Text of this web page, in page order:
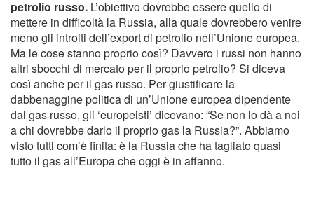
petrolio russo. L’obiettivo dovrebbe essere quello di
mettere in difficoltà la Russia, alla quale dovrebbero venire
meno gli introiti dell’export di petrolio nell’Unione europea.
Ma le cose stanno proprio così? Davvero i russi non hanno
altri sbocchi di mercato per il proprio petrolio? Si diceva
così anche per il gas russo. Per giustificare la
dabbenaggine politica di un’Unione europea dipendente
dal gas russo, gli ‘europeisti’ dicevano: “Se non lo dà a noi
a chi dovrebbe darlo il proprio gas la Russia?”. Abbiamo
visto tutti com’è finita: è la Russia che ha tagliato quasi
tutto il gas all’Europa che oggi è in affanno.